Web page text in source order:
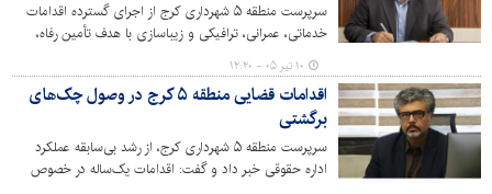
سرپرست منطقه ۵ شهرداری کرج از اجرای گسترده اقدامات
خدماتی، عمرانی، ترافیکی و زیباسازی با هدف تأمین رفاه،
ایمنی و آرامش زائران در محدوده و مسیرهای منتهی به
ایستگاه متروی گلشهر و بوستان‌های سطح منطقه خبر داد.
۱۰ تیر ۰۵ - ۱۲:۲۰
اقدامات قضایی منطقه ۵ کرج در وصول چک‌های
برگشتی
سرپرست منطقه ۵ شهرداری کرج، از رشد بی‌سابقه عملکرد
اداره حقوقی خبر داد و گفت: اقدامات یک‌ساله در خصوص